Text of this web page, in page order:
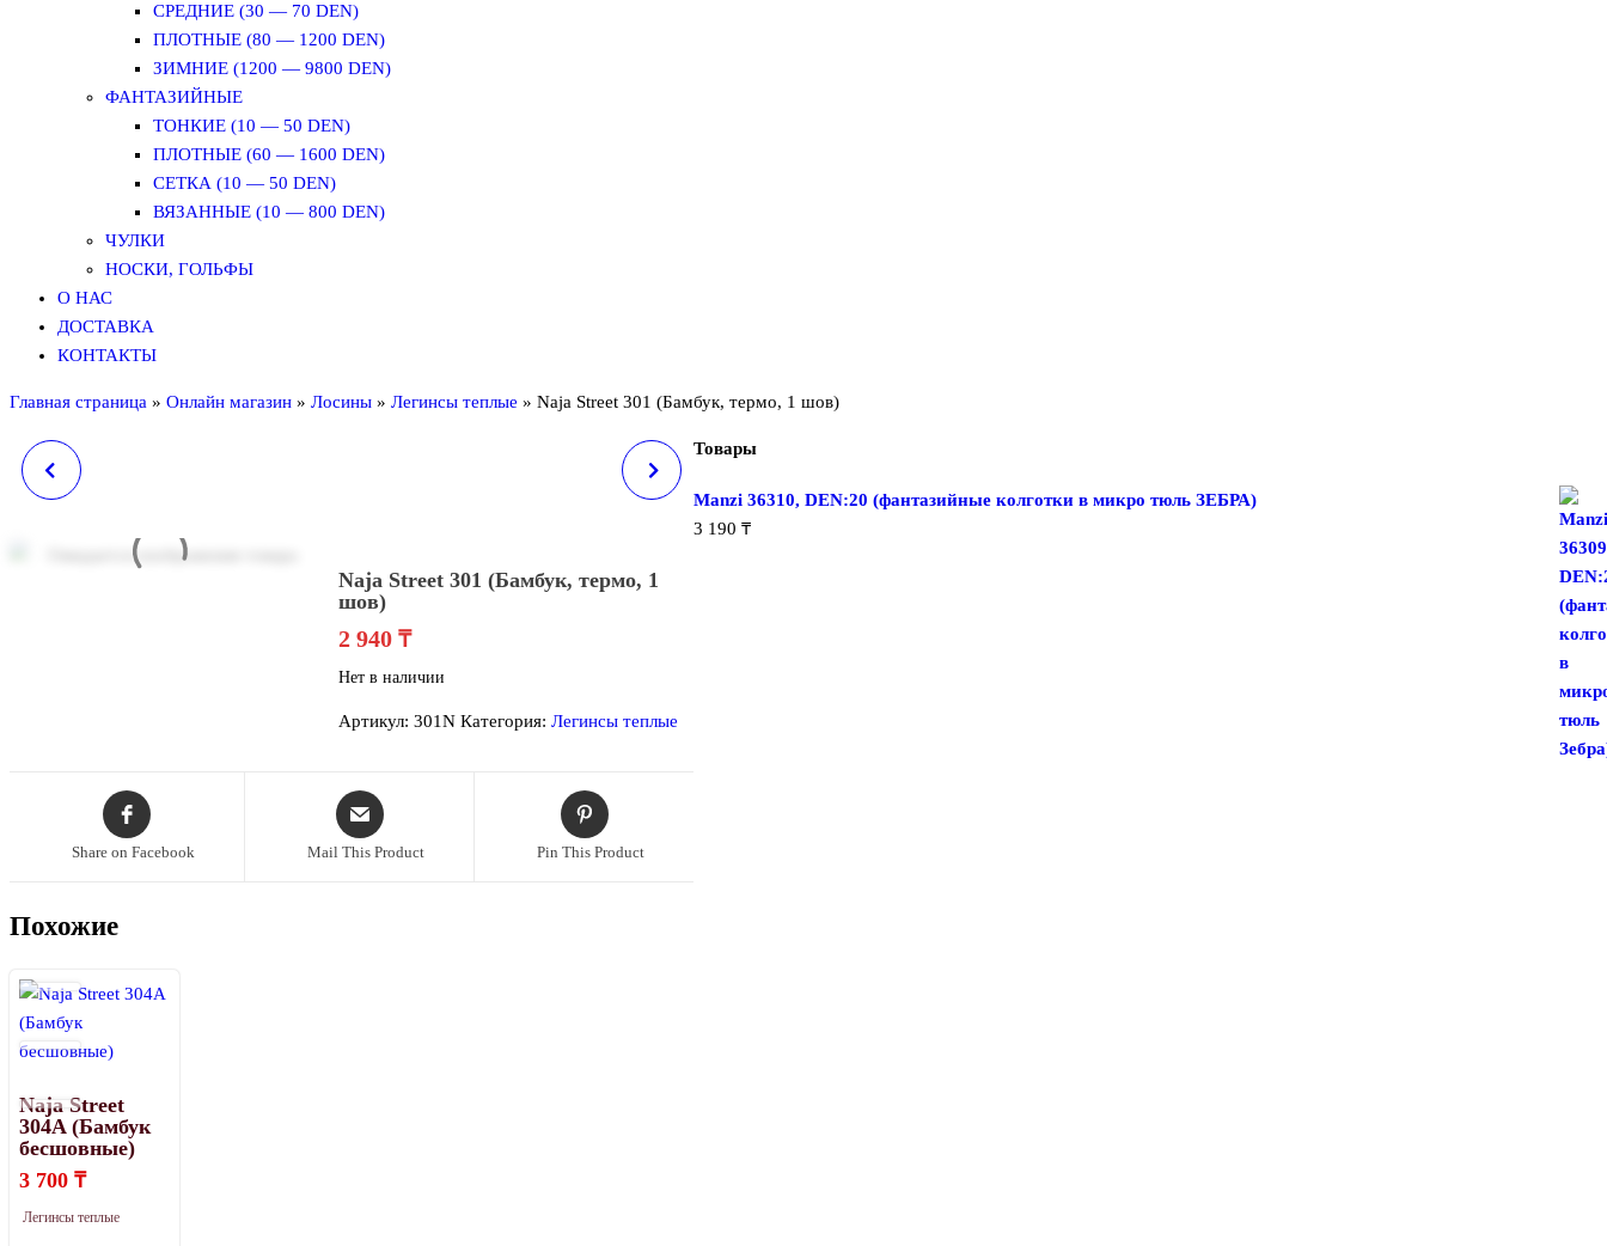
СРЕДНИЕ (30 — 70 DEN)
ПЛОТНЫЕ (80 — 1200 DEN)
ЗИМНИЕ (1200 — 9800 DEN)
ФАНТАЗИЙНЫЕ
ТОНКИЕ (10 — 50 DEN)
ПЛОТНЫЕ (60 — 1600 DEN)
СЕТКА (10 — 50 DEN)
ВЯЗАННЫЕ (10 — 800 DEN)
ЧУЛКИ
НОСКИ, ГОЛЬФЫ
О НАС
ДОСТАВКА
КОНТАКТЫ
Главная страница » Онлайн магазин » Лосины » Легинсы теплые » Naja Street 301 (Бамбук, термо, 1 шов)
Naja Street 301 (Бамбук, термо, 1
шов)
2 940 ₸
Нет в наличии
Артикул: 301N Категория: Легинсы теплые
Share on Facebook Mail This Product Pin This Product
Похожие
Naja Street
304A (Бамбук
бесшовные)
3 700 ₸
Легинсы теплые
Товары
Manzi 36310, DEN:20 (фантазийные колготки в микро тюль ЗЕБРА)
3 190 ₸